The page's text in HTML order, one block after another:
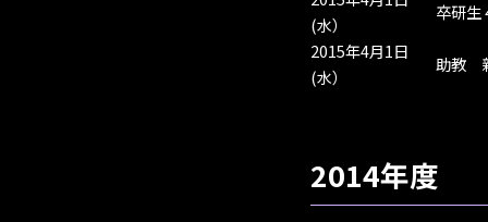
(水）
卒研生
2015年4月1日
(水）
助教
2014年度